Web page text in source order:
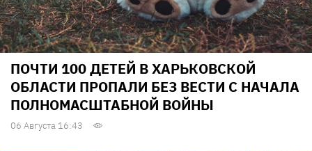
ПОЧТИ 100 ДЕТЕЙ В ХАРЬКОВСКОЙ
ОБЛАСТИ ПРОПАЛИ БЕЗ ВЕСТИ С НАЧАЛА
ПОЛНОМАСШТАБНОЙ ВОЙНЫ
06 Августа 16:43